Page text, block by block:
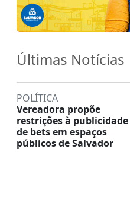
Últimas Notícias
POLÍTICA
Vereadora propõe
restrições à publicidade
de bets em espaços
públicos de Salvador